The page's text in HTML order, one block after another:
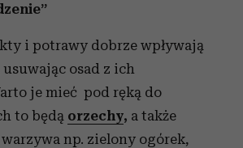
i potrawy dobrze wpływają
osad z ich
je mieć pod ręką do
to będą orzechy, a także
np. zielony ogórek,